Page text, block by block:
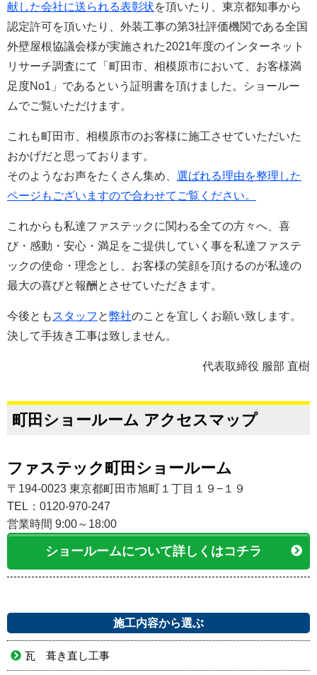
献した会社に送られる表彰状を頂いたり、東京都知事から
認定許可を頂いたり、外装工事の第3社評価機関である全国
外壁屋根協議会様が実施された2021年度のインターネット
リサーチ調査にて「町田市、相模原市において、お客様満
足度No1」であるという証明書を頂けました。ショールー
ムでご覧いただけます。
これも町田市、相模原市のお客様に施工させていただいた
おかげだと思っております。
そのようなお声をたくさん集め、 選ばれる理由を整理した
ページもございますので合わせてご覧ください。
これからも私達ファステックに関わる全ての方々へ、喜
び・感動・安心・満足をご提供していく事を私達ファステ
ックの使命・理念とし、お客様の笑顔を頂けるのが私達の
最大の喜びと報酬とさせていただきます。
今後とも スタッフ と弊社のことを宜しくお願い致します。
決して手抜き工事は致しません。
代表取締役 服部 直樹
町田ショールーム アクセスマップ
ファステック町田ショールーム
〒194-0023 東京都町田市旭町１丁目１９−１９
TEL：0120-970-247
営業時間 9:00～18:00
ショールームについて詳しくはコチラ
施工内容から選ぶ
瓦 葺き直し工事